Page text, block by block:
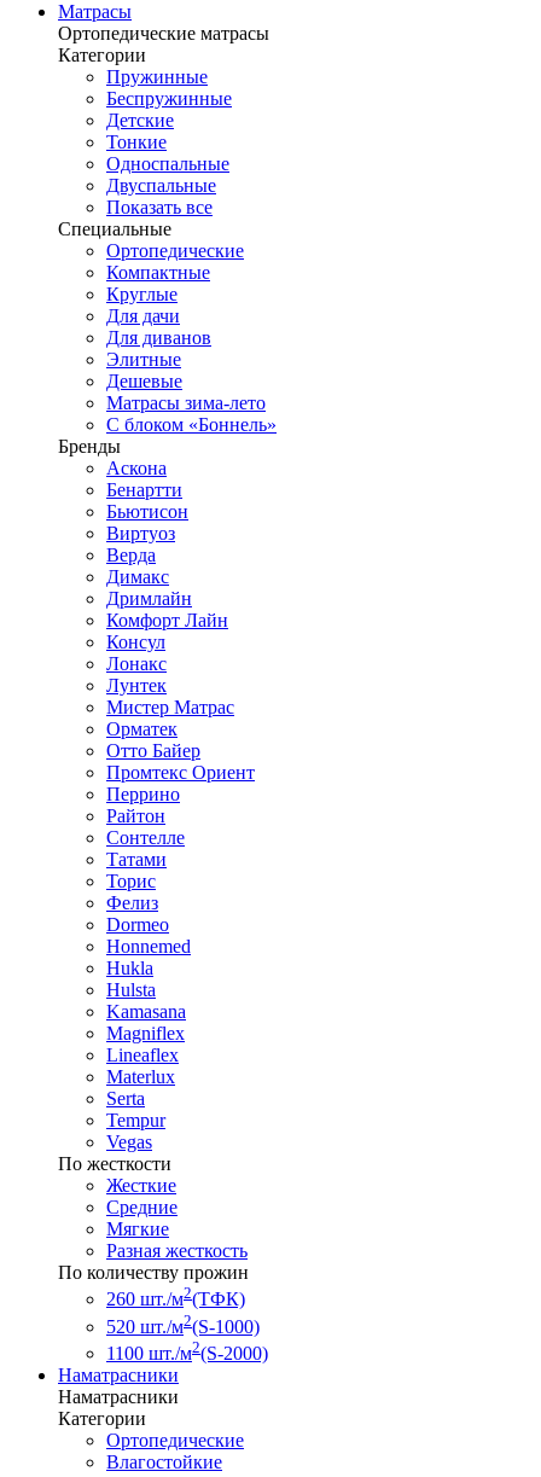
Матрасы
Ортопедические матрасы
Категории
Пружинные
Беспружинные
Детские
Тонкие
Односпальные
Двуспальные
Показать все
Специальные
Ортопедические
Компактные
Круглые
Для дачи
Для диванов
Элитные
Дешевые
Матрасы зима-лето
С блоком «Боннель»
Бренды
Аскона
Бенартти
Бьютисон
Виртуоз
Верда
Димакс
Дримлайн
Комфорт Лайн
Консул
Лонакс
Лунтек
Мистер Матрас
Орматек
Отто Байер
Промтекс Ориент
Перрино
Райтон
Сонтелле
Татами
Торис
Фелиз
Dormeo
Honnemed
Hukla
Hulsta
Kamasana
Magniflex
Lineaflex
Materlux
Serta
Tempur
Vegas
По жесткости
Жесткие
Средние
Мягкие
Разная жесткость
По количеству прожин
260 шт./м2(ТФК)
520 шт./м2(S-1000)
1100 шт./м2(S-2000)
Наматрасники
Наматрасники
Категории
Ортопедические
Влагостойкие